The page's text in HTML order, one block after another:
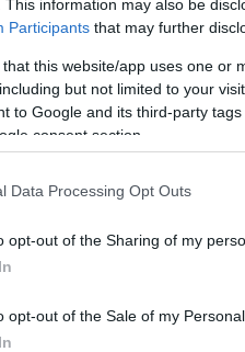
This information may also be
Participants that may further
that this website/app uses one or
but not limited to your
to Google and its third-party
consent section.
Data Processing Opt Outs
opt-out of the Sharing of my
opt-out of the Sale of my Personal
Erdogan török elnök: nem volt
kiderült, az elnök
rosszallással
a